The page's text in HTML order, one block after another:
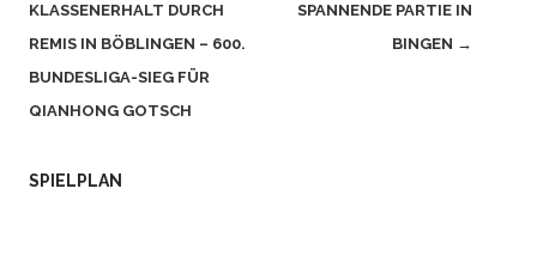
KLASSENERHALT DURCH
REMIS IN BÖBLINGEN – 600.
BUNDESLIGA-SIEG FÜR
QIANHONG GOTSCH
SPANNENDE PARTIE IN
BINGEN →
SPIELPLAN